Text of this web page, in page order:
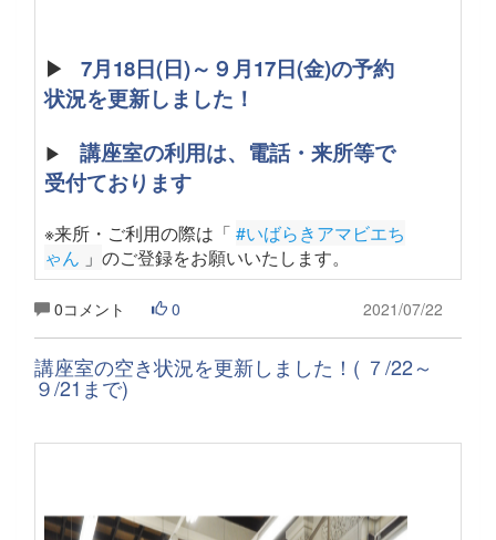
▶
7月18日(日)～９月17日(金)の予約
状況を更新しました！
▶ 講座室の利用は、電話・来所等で
受付ております
※来所・ご利用の際は「 #いばらきアマビエち
ゃん 」 のご登録をお願いいたします。
0コメント 0 2021/07/22
講座室の空き状況を更新しました！( ７/22～
９/21まで)